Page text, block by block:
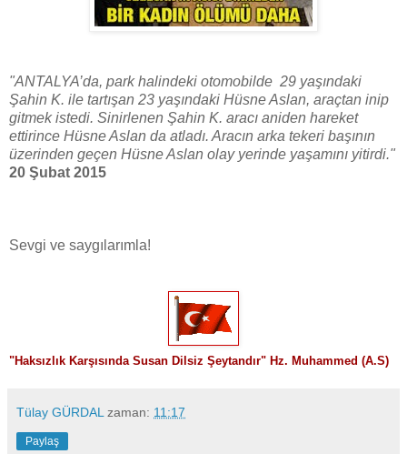
"ANTALYA’da, park halindeki otomobilde 29 yaşındaki
Şahin K. ile tartışan 23 yaşındaki Hüsne Aslan, araçtan inip
gitmek istedi. Sinirlenen Şahin K. aracı aniden hareket
ettirince Hüsne Aslan da atladı. Aracın arka tekeri başının
üzerinden geçen Hüsne Aslan olay yerinde yaşamını yitirdi."
20 Şubat 2015
Sevgi ve saygılarımla!
"Haksızlık Karşısında Susan Dilsiz Şeytandır" Hz. Muhammed (A.S)
Tülay GÜRDAL zaman: 11:17
Paylaş